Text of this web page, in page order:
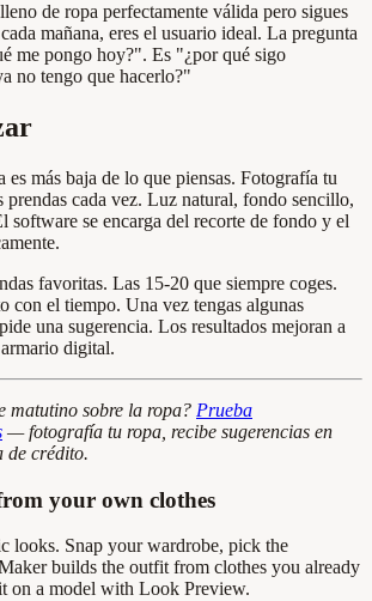
de ropa perfectamente válida pero sigues
mañana, eres el usuario ideal. La pregunta
me pongo hoy?". Es "¿por qué sigo
no tengo que hacerlo?"
es más baja de lo que piensas. Fotografía tu
cada vez. Luz natural, fondo sencillo,
software se encarga del recorte de fondo y el
favoritas. Las 15-20 que siempre coges.
con el tiempo. Una vez tengas algunas
una sugerencia. Los resultados mejoran a
digital.
matutino sobre la ropa? Prueba
— fotografía tu ropa, recibe sugerencias en
de crédito.
your own clothes
looks. Snap your wardrobe, pick the
builds the outfit from clothes you already
on a model with Look Preview.